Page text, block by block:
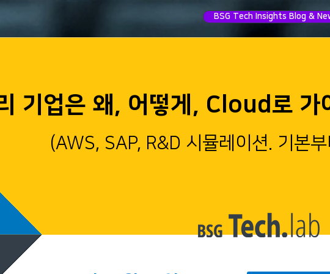
BSG Tech Insights Blog &
기업은 왜, 어떻게, Cloud로 가
(AWS, SAP, R&D 시뮬레이션. 기본